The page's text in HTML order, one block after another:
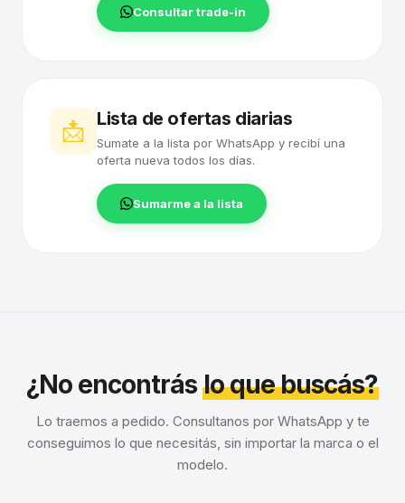
Consultar trade-in
📩 Lista de ofertas diarias
Sumate a la lista por WhatsApp y recibí una
oferta nueva todos los días.
Sumarme a la lista
¿No encontráslo que buscás?
Lo traemos a pedido. Consultanos por WhatsApp y te
conseguimos lo que necesitás, sin importar la marca o el
modelo.